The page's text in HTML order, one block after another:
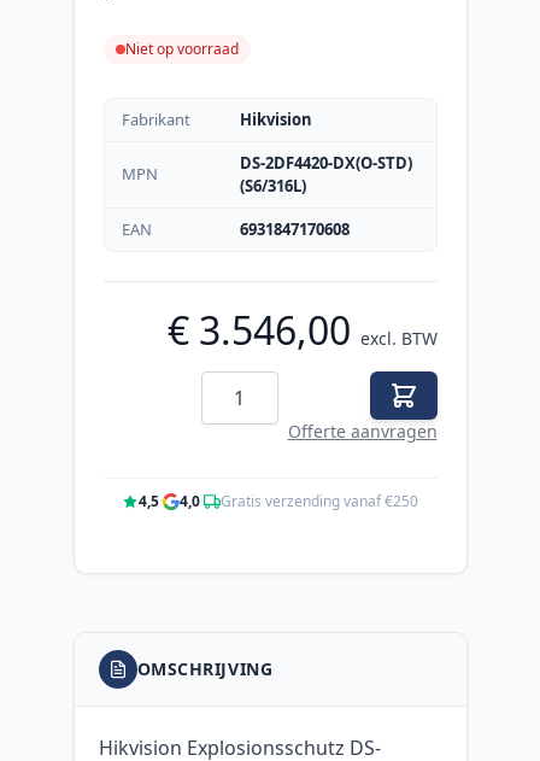
Niet op voorraad
Fabrikant Hikvision
MPN
DS-2DF4420-DX(O-STD)
(S6/316L)
EAN
6931847170608
€ 3.546,00 excl. BTW
Aantal
Offerte aanvragen
4,5· 4,0· Gratis verzending vanaf €250
OMSCHRIJVING
Hikvision Explosionsschutz DS-